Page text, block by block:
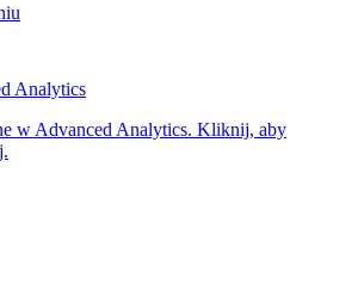
Analytics
w Advanced Analytics. Kliknij, aby